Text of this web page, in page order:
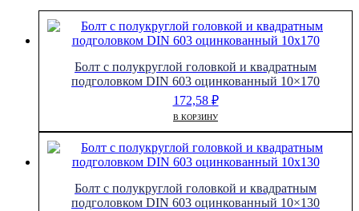
Болт с полукруглой головкой и квадратным
подголовком DIN 603 оцинкованный 10×170
172,58 ₽
В КОРЗИНУ
Болт с полукруглой головкой и квадратным
подголовком DIN 603 оцинкованный 10×130